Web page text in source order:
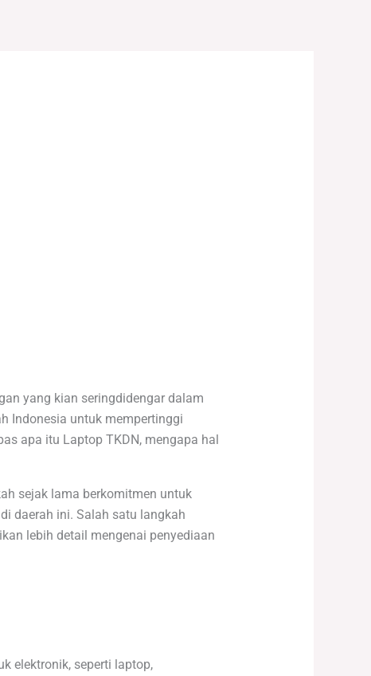
yang kian seringdidengar dalam
Indonesia untuk mempertinggi
apa itu Laptop TKDN, mengapa hal
sejak lama berkomitmen untuk
daerah ini. Salah satu langkah
lebih detail mengenai penyediaan
elektronik, seperti laptop,